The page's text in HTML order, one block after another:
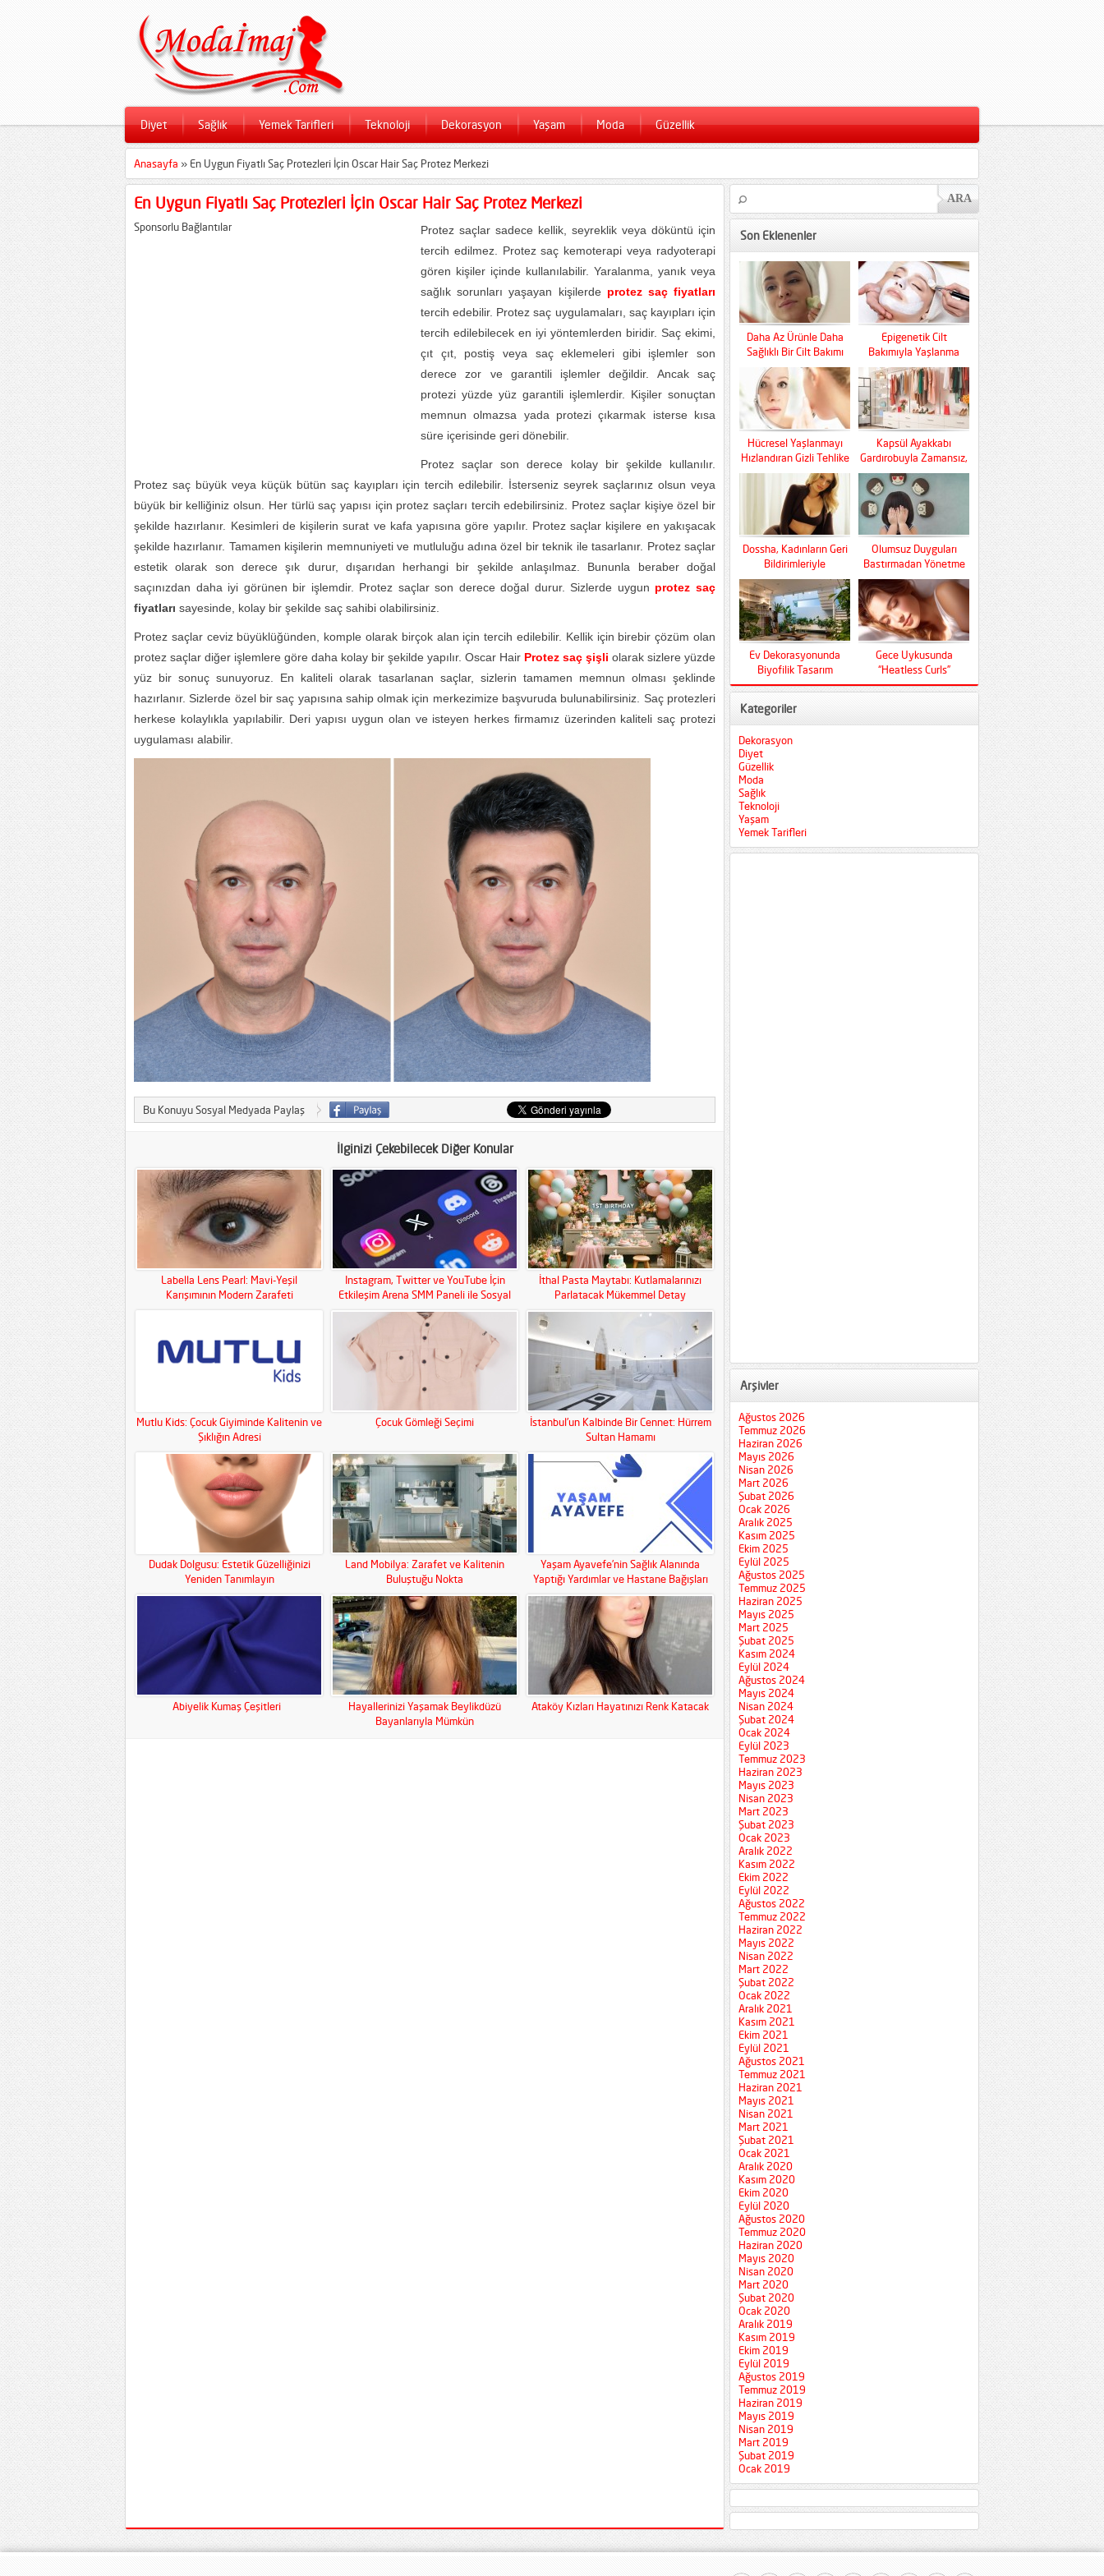
Diyet Sağlık Yemek Tarifleri Teknoloji Dekorasyon Yaşam Moda Güzellik
Anasayfa » En Uygun Fiyatlı Saç Protezleri İçin Oscar Hair Saç Protez Merkezi
En Uygun Fiyatlı Saç Protezleri İçin Oscar Hair Saç Protez Merkezi
Sponsorlu Bağlantılar
Protez saçlar sadece kellik, seyreklik veya döküntü için
tercih edilmez. Protez saç kemoterapi veya radyoterapi
gören kişiler içinde kullanılabilir. Yaralanma, yanık veya
sağlık sorunları yaşayan kişilerde protez saç fiyatları
tercih edebilir. Protez saç uygulamaları, saç kayıpları için
tercih edilebilecek en iyi yöntemlerden biridir. Saç ekimi,
çıt çıt, postiş veya saç eklemeleri gibi işlemler son
derece zor ve garantili işlemler değildir. Ancak saç
protezi yüzde yüz garantili işlemlerdir. Kişiler sonuçtan
memnun olmazsa yada protezi çıkarmak isterse kısa
süre içerisinde geri dönebilir.
Protez saçlar son derece kolay bir şekilde kullanılır.
Protez saç büyük veya küçük bütün saç kayıpları için tercih edilebilir. İsterseniz seyrek saçlarınız olsun veya
büyük bir kelliğiniz olsun. Her türlü saç yapısı için protez saçları tercih edebilirsiniz. Protez saçlar kişiye özel bir
şekilde hazırlanır. Kesimleri de kişilerin surat ve kafa yapısına göre yapılır. Protez saçlar kişilere en yakışacak
şekilde hazırlanır. Tamamen kişilerin memnuniyeti ve mutluluğu adına özel bir teknik ile tasarlanır. Protez saçlar
estetik olarak son derece şık durur, dışarıdan herhangi bir şekilde anlaşılmaz. Bununla beraber doğal
saçınızdan daha iyi görünen bir işlemdir. Protez saçlar son derece doğal durur. Sizlerde uygun protez saç
fiyatları sayesinde, kolay bir şekilde saç sahibi olabilirsiniz.
Protez saçlar ceviz büyüklüğünden, komple olarak birçok alan için tercih edilebilir. Kellik için birebir çözüm olan
protez saçlar diğer işlemlere göre daha kolay bir şekilde yapılır. Oscar Hair Protez saç şişli olarak sizlere yüzde
yüz bir sonuç sunuyoruz. En kaliteli olarak tasarlanan saçlar, sizlerin tamamen memnun olması şeklinde
hazırlanır. Sizlerde özel bir saç yapısına sahip olmak için merkezimize başvuruda bulunabilirsiniz. Saç protezleri
herkese kolaylıkla yapılabilir. Deri yapısı uygun olan ve isteyen herkes firmamız üzerinden kaliteli saç protezi
uygulaması alabilir.
Bu Konuyu Sosyal Medyada Paylaş
İlginizi Çekebilecek Diğer Konular
Labella Lens Pearl: Mavi-Yeşil
Karışımının Modern Zarafeti
Instagram, Twitter ve YouTube İçin
Etkileşim Arena SMM Paneli ile Sosyal
Medya Gücünüzü Artırın!
İthal Pasta Maytabı: Kutlamalarınızı
Parlatacak Mükemmel Detay
Mutlu Kids: Çocuk Giyiminde Kalitenin ve
Şıklığın Adresi
Çocuk Gömleği Seçimi
İstanbul’un Kalbinde Bir Cennet: Hürrem
Sultan Hamamı
Dudak Dolgusu: Estetik Güzelliğinizi
Yeniden Tanımlayın
Land Mobilya: Zarafet ve Kalitenin
Buluştuğu Nokta
Yaşam Ayavefe’nin Sağlık Alanında
Yaptığı Yardımlar ve Hastane Bağışları
Abiyelik Kumaş Çeşitleri
Hayallerinizi Yaşamak Beylikdüzü
Bayanlarıyla Mümkün
Ataköy Kızları Hayatınızı Renk Katacak
Son Eklenenler
Daha Az Ürünle Daha
Sağlıklı Bir Cilt Bakımı
Mümkün Mü?
Epigenetik Cilt
Bakımıyla Yaşlanma
Kaderini Baştan Yazın
Hücresel Yaşlanmayı
Hızlandıran Gizli Tehlike
Kapsül Ayakkabı
Gardırobuyla Zamansız,
Fonksiyonel Ve Konfor
Dossha, Kadınların Geri
Bildirimleriyle
Şekilleniyor
Olumsuz Duyguları
Bastırmadan Yönetme
Sanatı
Ev Dekorasyonunda
Biyofilik Tasarım
Devrimi
Gece Uykusunda
“Heatless Curls”
Mucizesi
Kategoriler
Dekorasyon
Diyet
Güzellik
Moda
Sağlık
Teknoloji
Yaşam
Yemek Tarifleri
Arşivler
Ağustos 2026
Temmuz 2026
Haziran 2026
Mayıs 2026
Nisan 2026
Mart 2026
Şubat 2026
Ocak 2026
Aralık 2025
Kasım 2025
Ekim 2025
Eylül 2025
Ağustos 2025
Temmuz 2025
Haziran 2025
Mayıs 2025
Mart 2025
Şubat 2025
Kasım 2024
Eylül 2024
Ağustos 2024
Mayıs 2024
Nisan 2024
Şubat 2024
Ocak 2024
Eylül 2023
Temmuz 2023
Haziran 2023
Mayıs 2023
Nisan 2023
Mart 2023
Şubat 2023
Ocak 2023
Aralık 2022
Kasım 2022
Ekim 2022
Eylül 2022
Ağustos 2022
Temmuz 2022
Haziran 2022
Mayıs 2022
Nisan 2022
Mart 2022
Şubat 2022
Ocak 2022
Aralık 2021
Kasım 2021
Ekim 2021
Eylül 2021
Ağustos 2021
Temmuz 2021
Haziran 2021
Mayıs 2021
Nisan 2021
Mart 2021
Şubat 2021
Ocak 2021
Aralık 2020
Kasım 2020
Ekim 2020
Eylül 2020
Ağustos 2020
Temmuz 2020
Haziran 2020
Mayıs 2020
Nisan 2020
Mart 2020
Şubat 2020
Ocak 2020
Aralık 2019
Kasım 2019
Ekim 2019
Eylül 2019
Ağustos 2019
Temmuz 2019
Haziran 2019
Mayıs 2019
Nisan 2019
Mart 2019
Şubat 2019
Ocak 2019